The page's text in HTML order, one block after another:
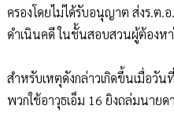
ครองโดยไม่ได้รับอนุญาต ส่งร.ต.
ดำเนินคดี ในชั้นสอบสวนผู้ต้องหา
สำหรับเหตุดังกล่าวเกิดขึ้นเมื่อวั
พวกใช้อาวุธเอ็ม 16 ยิงถล่มนาย